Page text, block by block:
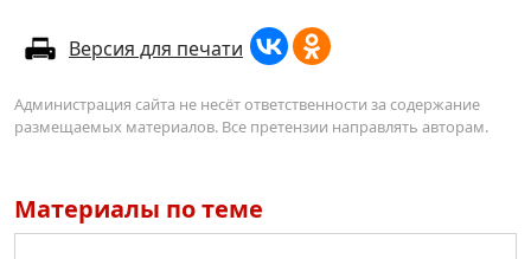
Версия для печати
Администрация сайта не несёт ответственности за содержание
размещаемых материалов. Все претензии направлять авторам.
Материалы по теме